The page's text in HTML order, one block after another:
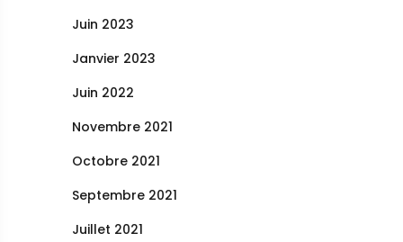
Juin 2023
Janvier 2023
Juin 2022
Novembre 2021
Octobre 2021
Septembre 2021
Juillet 2021